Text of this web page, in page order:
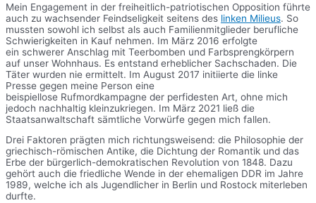
Mein Engagement in der freiheitlich-patriotischen Opposition führte
auch zu wachsender Feindseligkeit seitens des linken Milieus. So
mussten sowohl ich selbst als auch Familienmitglieder berufliche
Schwierigkeiten in Kauf nehmen. Im März 2016 erfolgte
ein schwerer Anschlag mit Teerbomben und Farbsprengkörpern
auf unser Wohnhaus. Es entstand erheblicher Sachschaden. Die
Täter wurden nie ermittelt. Im August 2017 initiierte die linke
Presse gegen meine Person eine
beispiellose Rufmordkampagne der perfidesten Art, ohne mich
jedoch nachhaltig kleinzukriegen. Im März 2021 ließ die
Staatsanwaltschaft sämtliche Vorwürfe gegen mich fallen.
Drei Faktoren prägten mich richtungsweisend: die Philosophie der
griechisch-römischen Antike, die Dichtung der Romantik und das
Erbe der bürgerlich-demokratischen Revolution von 1848. Dazu
gehört auch die friedliche Wende in der ehemaligen DDR im Jahre
1989, welche ich als Jugendlicher in Berlin und Rostock miterleben
durfte.